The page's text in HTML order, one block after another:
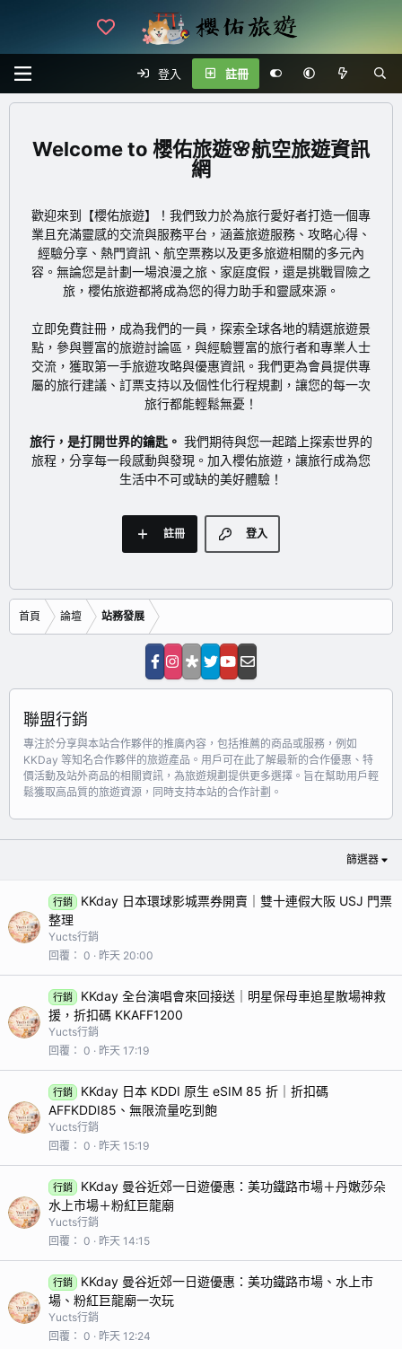
登入 註冊
櫻佑旅遊🌸航空旅遊資訊
網
歡迎來到【櫻佑旅遊】！我們致力於為旅行愛好者打造一個專
業且充滿靈感的交流與服務平台，涵蓋旅遊服務、攻略心得、
經驗分享、熱門資訊、航空票務以及更多旅遊相關的多元內
容。無論您是計劃一場浪漫之旅、家庭度假，還是挑戰冒險之
旅，櫻佑旅遊都將成為您的得力助手和靈感來源。
立即免費註冊 ，成為我們的一員，探索全球各地的精選旅遊景
點，參與豐富的旅遊討論區，與經驗豐富的旅行者和專業人士
交流，獲取第一手旅遊攻略與優惠資訊。我們更為會員提供專
屬的旅行建議、訂票支持以及個性化行程規劃，讓您的每一次
旅行都能輕鬆無憂！
旅行，是打開世界的鑰匙。 我們期待與您一起踏上探索世界的
旅程，分享每一段感動與發現。加入櫻佑旅遊，讓旅行成為您
生活中不可或缺的美好體驗！
登入
註冊
首頁 論壇 站務發展
聯盟行銷
專注於分享與本站合作夥伴的推廣內容，包括推薦的商品或服務，例如
KKDay 等知名合作夥伴的旅遊產品。用戶可在此了解最新的合作優惠、特
價活動及站外商品的相關資訊，為旅遊規劃提供更多選擇。旨在幫助用戶輕
鬆獲取高品質的旅遊資源，同時支持本站的合作計劃。
篩選器
行銷
KKday 日本環球影城票券開賣｜雙十連假大阪 USJ 門票
整理
Yucts行銷
回覆
0 昨天 20:00
行銷
KKday 全台演唱會來回接送｜明星保母車追星散場神救
援，折扣碼 KKAFF1200
Yucts行銷
回覆
0 昨天 17:19
行銷
KKday 日本 KDDI 原生 eSIM 85 折｜折扣碼
AFFKDDI85、無限流量吃到飽
Yucts行銷
回覆
0 昨天 15:19
行銷
KKday 曼谷近郊一日遊優惠：美功鐵路市場＋丹嫩莎朵
水上市場＋粉紅巨龍廟
Yucts行銷
回覆
0 昨天 14:15
行銷
KKday 曼谷近郊一日遊優惠：美功鐵路市場、水上市
場、粉紅巨龍廟一次玩
Yucts行銷
回覆
0 昨天 12:24